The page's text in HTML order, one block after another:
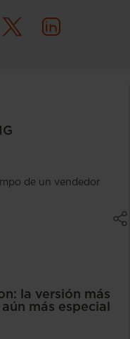
de un vendedor
la versión más
más especial